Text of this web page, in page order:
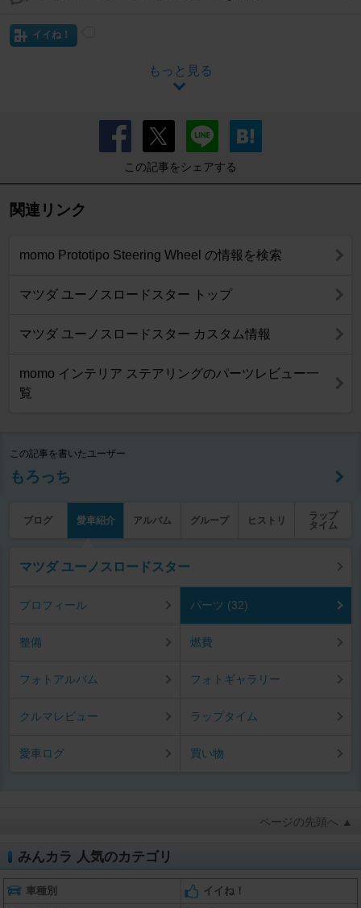
イイね！
もっと見る
この記事をシェアする
関連リンク
momo Prototipo Steering Wheel の情報を検索
マツダ ユーノスロードスター トップ
マツダ ユーノスロードスター カスタム情報
momo インテリア ステアリングのパーツレビュー一
覧
この記事を書いたユーザー
もろっち
ブログ 愛車紹介 アルバム グループ ヒストリ
ラップ
タイム
マツダ ユーノスロードスター
プロフィール パーツ (32)
整備 燃費
フォトアルバム フォトギャラリー
クルマレビュー ラップタイム
愛車ログ 買い物
ページの先頭へ ▲
みんカラ 人気のカテゴリ
車種別 イイね！